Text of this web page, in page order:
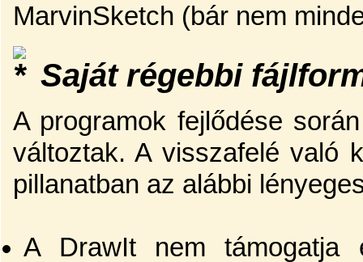
MarvinSketch (bár nem
Saját régebbi
A programok fejlődése
változtak. A visszafelé való
pillanatban az alábbi
A DrawIt nem támogatja